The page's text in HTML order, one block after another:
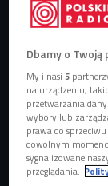
Dbamy o
My i nasi5
na urządzeniu,
przetwarzania
wybory lub
prawa do
dowolnym
sygnalizowane
przeglądania.